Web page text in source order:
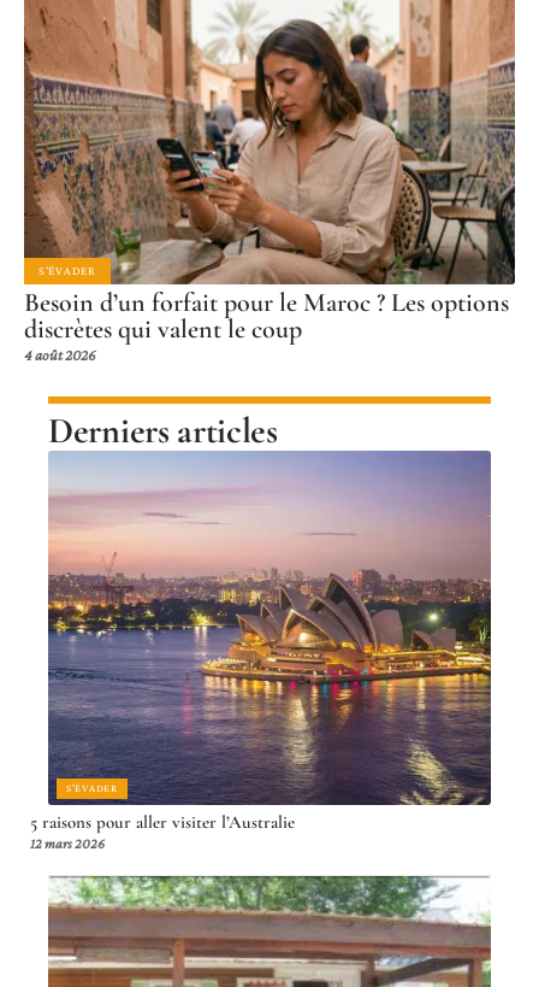
S'ÉVADER
Besoin d’un forfait pour le Maroc ? Les options
discrètes qui valent le coup
4 août 2026
Derniers articles
S'ÉVADER
5 raisons pour aller visiter l’Australie
12 mars 2026